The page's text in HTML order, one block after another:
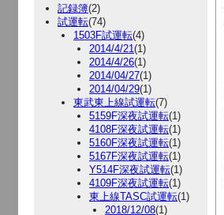
記録簿(2)
試運転(74)
1503F試運転(4)
2014/4/21(1)
2014/4/26(1)
2014/04/27(1)
2014/04/29(1)
東武東上線試運転(7)
5159F深夜試運転(1)
4108F深夜試運転(1)
5160F深夜試運転(1)
5167F深夜試運転(1)
Y514F深夜試運転(1)
4109F深夜試運転(1)
東上線TASC試運転(1)
2018/12/08(1)